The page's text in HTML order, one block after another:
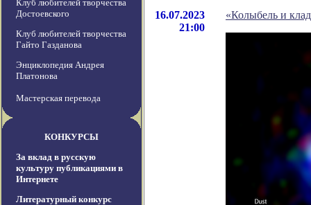
Клуб любителей творчества
Достоевского
Клуб любителей творчества
Гайто Газданова
Энциклопедия Андрея
Платонова
Мастерская перевода
КОНКУРСЫ
За вклад в русскую
культуру публикациями в
Интернете
Литературный конкурс
16.07.2023
21:00
«Колыбель и